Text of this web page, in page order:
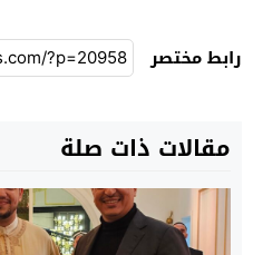
رابط مختصر
مقالات ذات صلة